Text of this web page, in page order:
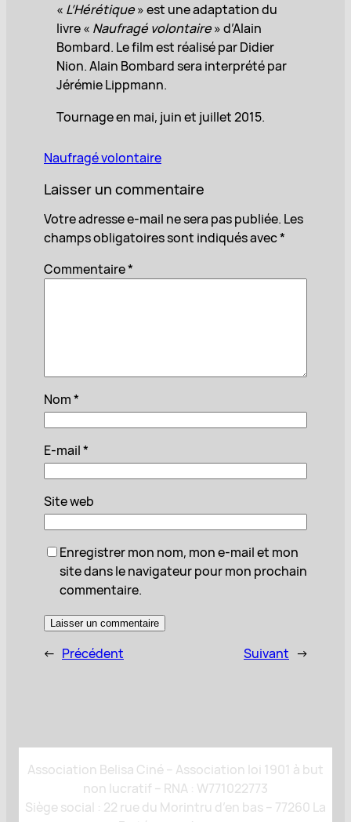
« L’Hérétique» est une adaptation du
livre « Naufragé volontaire» d’Alain
Bombard. Le film est réalisé par Didier
Nion. Alain Bombard sera interprété par
Jérémie Lippmann.
Tournage en mai, juin et juillet 2015.
Naufragé volontaire
Laisser un commentaire
Votre adresse e-mail ne sera pas publiée. Les
champs obligatoires sont indiqués avec*
Commentaire*
Nom*
E-mail*
Site web
Enregistrer mon nom, mon e-mail et mon
site dans le navigateur pour mon prochain
commentaire.
← Précédent Suivant →
Association Belisa Ciné – Association loi 1901 à but
non lucratif – RNA : W771022773
Siège social : 22 rue du Morintru d’en bas – 77260 La